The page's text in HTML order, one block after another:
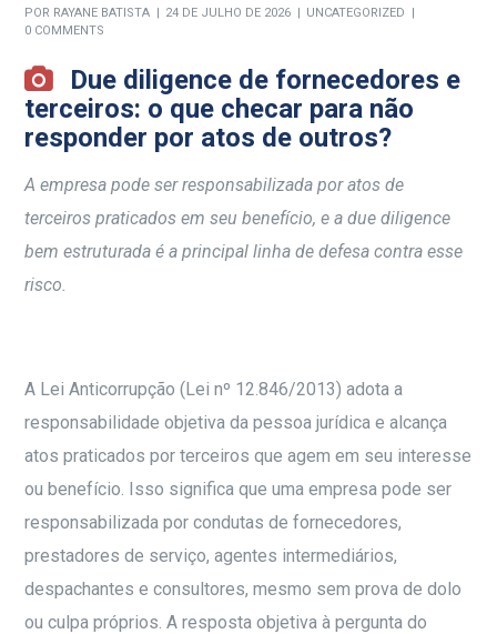
POR RAYANE BATISTA 24 DE JULHO DE 2026
UNCATEGORIZED
0 COMMENTS
Due diligence de fornecedores e
terceiros: o que checar para não
responder por atos de outros?
A empresa pode ser responsabilizada por atos de
terceiros praticados em seu benefício, e a due diligence
bem estruturada é a principal linha de defesa contra esse
risco.
A Lei Anticorrupção (Lei nº 12.846/2013) adota a
responsabilidade objetiva da pessoa jurídica e alcança
atos praticados por terceiros que agem em seu interesse
ou benefício. Isso significa que uma empresa pode ser
responsabilizada por condutas de fornecedores,
prestadores de serviço, agentes intermediários,
despachantes e consultores, mesmo sem prova de dolo
ou culpa próprios. A resposta objetiva à pergunta do